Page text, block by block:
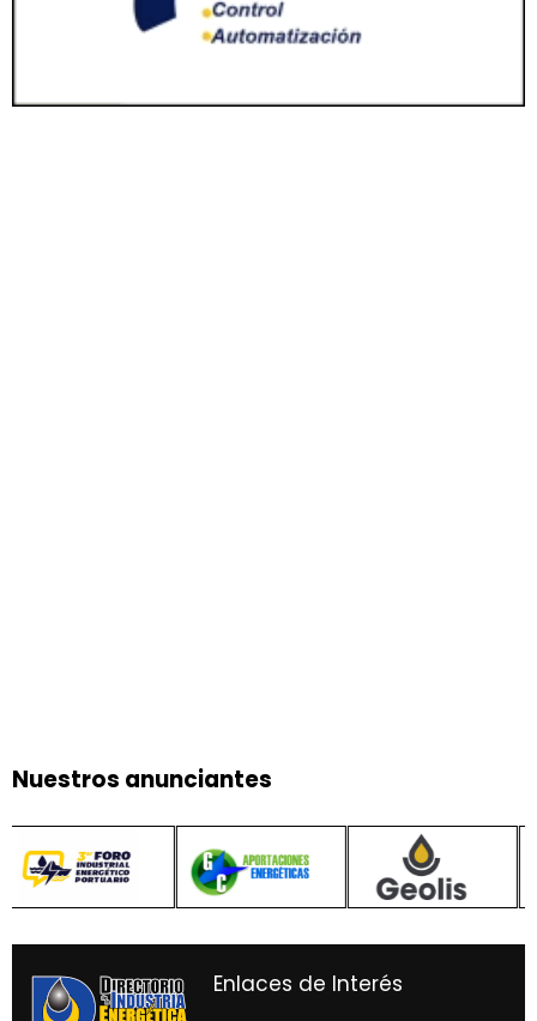
Nuestros anunciantes
Enlaces de Interés